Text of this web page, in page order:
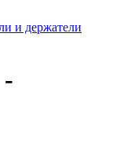
и держатели